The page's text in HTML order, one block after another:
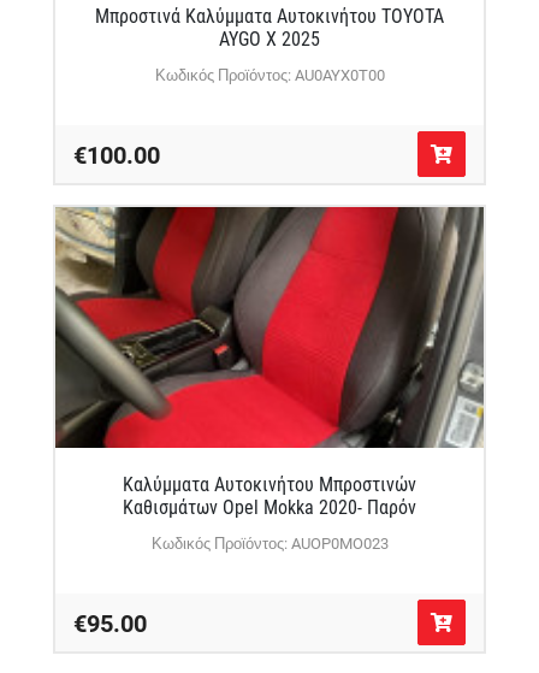
Μπροστινά Καλύμματα Αυτοκινήτου TOYOTA
AYGO X 2025
Κωδικός Προϊόντος: AU0AYX0T00
€100.00
Καλύμματα Αυτοκινήτου Μπροστινών
Καθισμάτων Opel Mokka 2020- Παρόν
Κωδικός Προϊόντος: AUOP0MO023
€95.00